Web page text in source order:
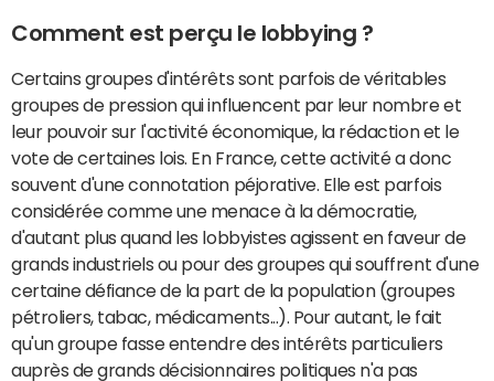
Comment est perçu le lobbying ?
Certains groupes d'intérêts sont parfois de véritables
groupes de pression qui influencent par leur nombre et
leur pouvoir sur l'activité économique, la rédaction et le
vote de certaines lois. En France, cette activité a donc
souvent d'une connotation péjorative. Elle est parfois
considérée comme une menace à la démocratie,
d'autant plus quand les lobbyistes agissent en faveur de
grands industriels ou pour des groupes qui souffrent d'une
certaine défiance de la part de la population (groupes
pétroliers, tabac, médicaments...). Pour autant, le fait
qu'un groupe fasse entendre des intérêts particuliers
auprès de grands décisionnaires politiques n'a pas